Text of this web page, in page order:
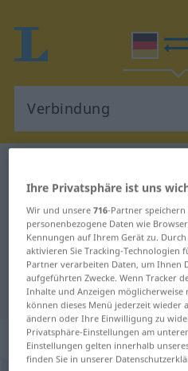
Deutsch-
Übersetzung für
"Verbindung"
Übersetzung
„Verbindung“:
Ihre Privatsphäre ist uns
Wir und unsere716-Partner
personenbezogene Daten wie
Kennungen auf Ihrem Gerät zu.
aktivieren Sie Tracking-Technologien
Partner verarbeiten Daten, um Ihnen
aufgeführten Zwecke. Wenn Tracker
Inhalte und Anzeigen möglicherweise
können dieses Menü jederzeit
ändern oder Ihre Einwilligung zu
Privatsphäre-Einstellungen am
Einstellungen gelten innerhalb
finden Sie in unserer